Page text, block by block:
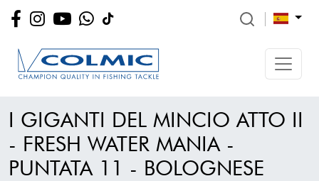
I GIGANTI DEL MINCIO ATTO II
- FRESH WATER MANIA -
PUNTATA 11 - BOLOGNESE